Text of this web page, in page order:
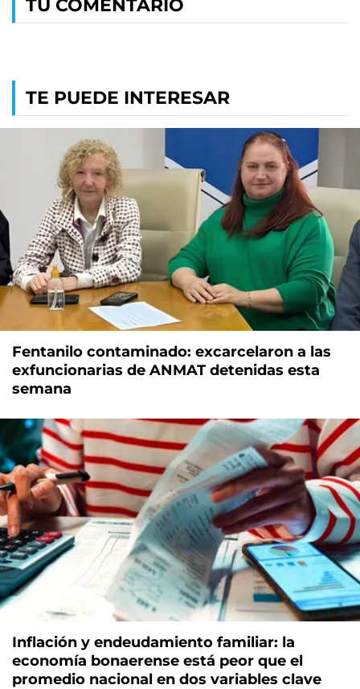
TU COMENTARIO
TE PUEDE INTERESAR
Fentanilo contaminado: excarcelaron a las
exfuncionarias de ANMAT detenidas esta
semana
Inflación y endeudamiento familiar: la
economía bonaerense está peor que el
promedio nacional en dos variables clave